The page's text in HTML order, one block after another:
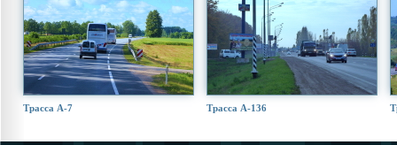
Трасса А-7 Трасса А-136